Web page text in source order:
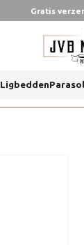
Gratis
Ligbedden